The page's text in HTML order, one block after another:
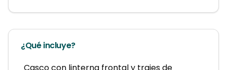
¿Qué incluye?